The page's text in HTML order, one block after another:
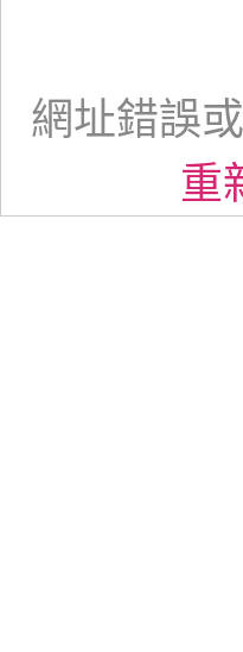
網址錯誤
重